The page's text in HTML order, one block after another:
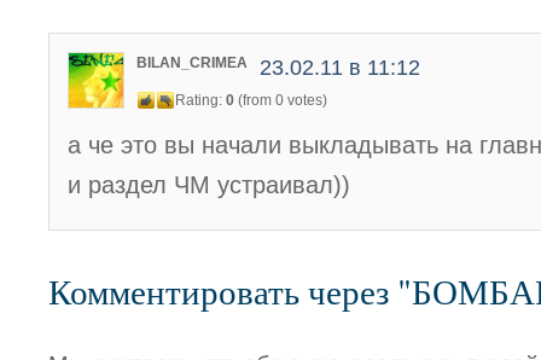
BILAN_CRIMEA 23.02.11 в 11:12
Rating: 0 (from 0 votes)
а че это вы начали выкладывать на
и раздел ЧМ устраивал))
Комментировать через